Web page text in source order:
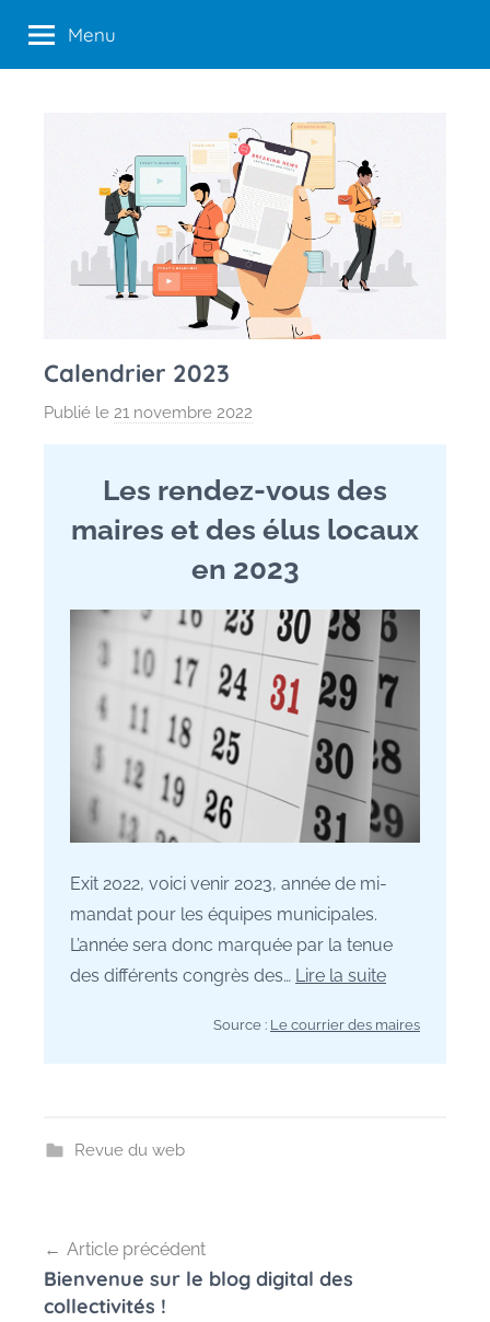
contenu
Menu
Calendrier 2023
Publié le 21 novembre 2022
M
a
r
a
Les rendez-vous des
maires et des élus locaux
en 2023
Exit 2022, voici venir 2023, année de mi-
mandat pour les équipes municipales.
L’année sera donc marquée par la tenue
des différents congrès des… Lire la suite
Source : Le courrier des maires
Revue du web
de
l’article
Article précédent
Bienvenue sur le blog digital des
collectivités !